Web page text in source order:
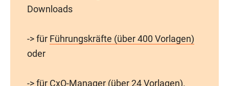
Downloads
-> für Führungskräfte (über 400 Vorlagen)
oder
-> für CxO-Manager (über 24 Vorlagen).